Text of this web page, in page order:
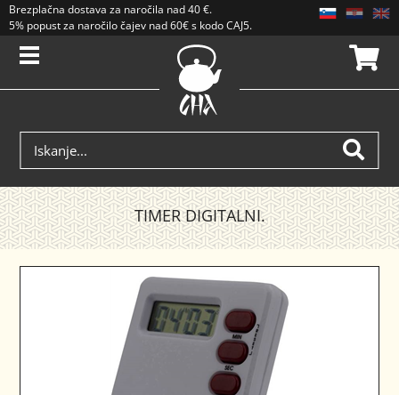
Brezplačna dostava za naročila nad40 €.
5% popust za naročilo čajev nad 60€ s kodo CAJ5. Popusti se ne seštevajo.
TIMER DIGITALNI.